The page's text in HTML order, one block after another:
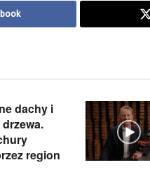
dachy i
region